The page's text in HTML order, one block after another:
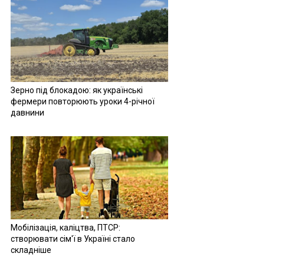
Зерно під блокадою: як українські
фермери повторюють уроки 4-річної
давнини
Мобілізація, каліцтва, ПТСР:
створювати сім'ї в Україні стало
складніше